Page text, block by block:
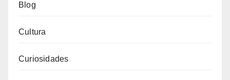
Blog
Cultura
Curiosidades